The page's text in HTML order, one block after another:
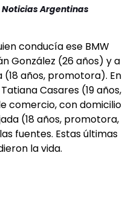
Argentinas
conducía ese BMW
González (26 años) y a
años, promotora). En
Casares (19 años,
comercio, con domicilio
(18 años, promotora,
fuentes. Estas últimas
la vida.